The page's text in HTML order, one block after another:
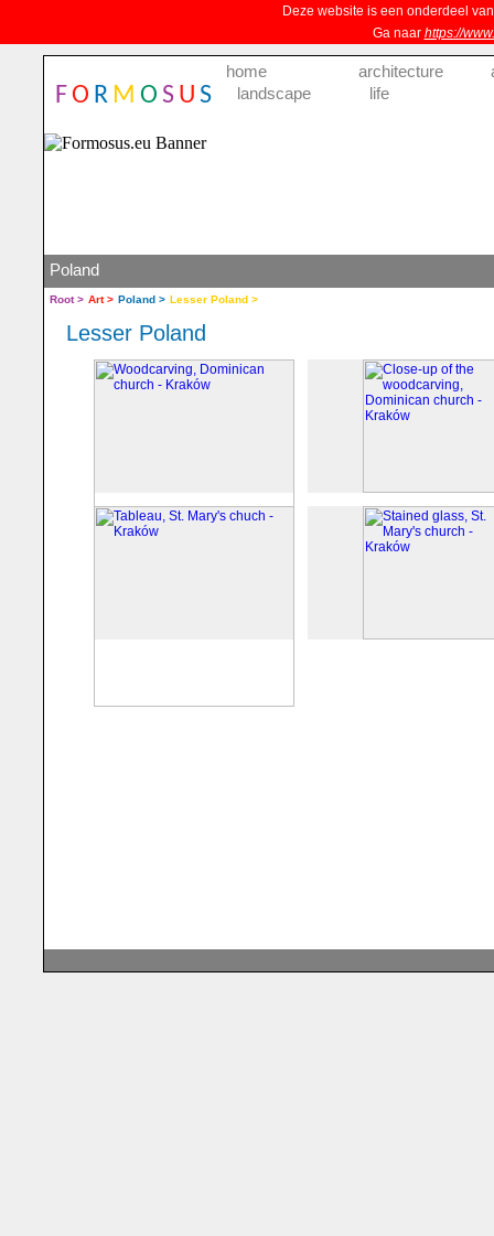
Deze website is een onderdeel
Ga naar https://
FO R M O S U S
home architecture
landscape
life
Poland
Root > Art > Poland > Lesser Poland >
Lesser Poland